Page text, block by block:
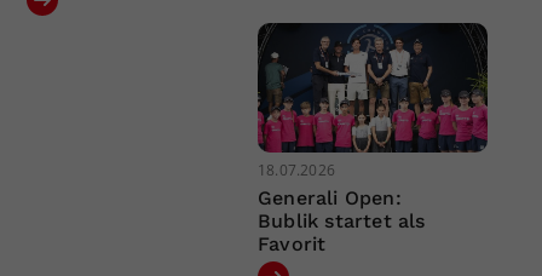
18.07.2026
Generali Open:
Bublik startet als
Favorit